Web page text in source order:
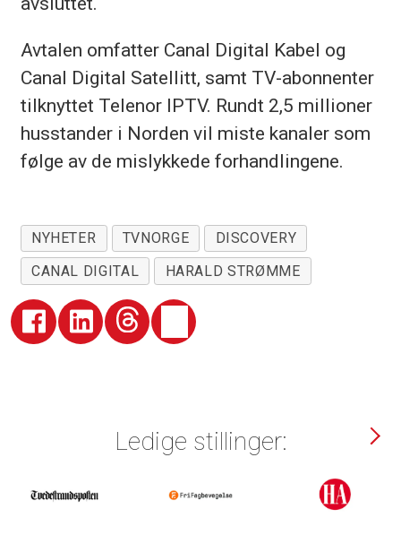
Avtalen omfatter Canal Digital Kabel og
Canal Digital Satellitt, samt TV-abonnenter
tilknyttet Telenor IPTV. Rundt 2,5 millioner
husstander i Norden vil miste kanaler som
følge av de mislykkede forhandlingene.
NYHETER TVNORGE
DISCOVERY
CANAL DIGITAL
HARALD STRØMME
Ledige stillinger: